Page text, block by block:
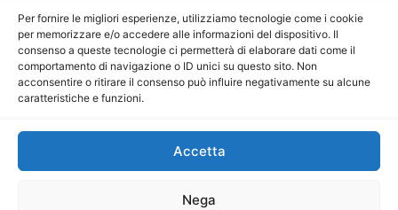
Per fornire le migliori esperienze, utilizziamo tecnologie come i cookie
per memorizzare e/o accedere alle informazioni del dispositivo. Il
consenso a queste tecnologie ci permetterà di elaborare dati come il
comportamento di navigazione o ID unici su questo sito. Non
acconsentire o ritirare il consenso può influire negativamente su alcune
caratteristiche e funzioni.
Accetta
Nega
Direttore Editoriale: Maurizio Scaglione
Direttore Responsabile: Maria Calabrese
P.IVA: 06334930820
Mercurio Comunicazione Società Cooperativa a r.l. è
iscritta al Registro degli Operatori di Comunicazione al